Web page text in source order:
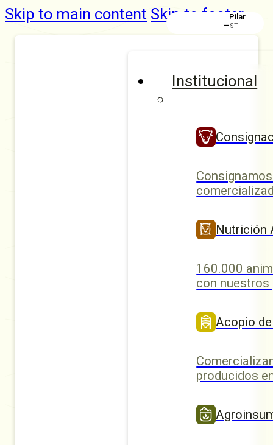
Skip to main content Skip to footer
Institucional
Nutrición
160.000
con
Acopio
producidos
Rafaela